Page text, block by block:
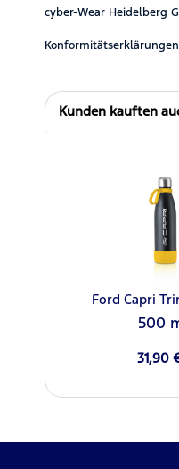
cyber-Wear Heidelberg
Kunden kauften
Ford Capri
500
31,90